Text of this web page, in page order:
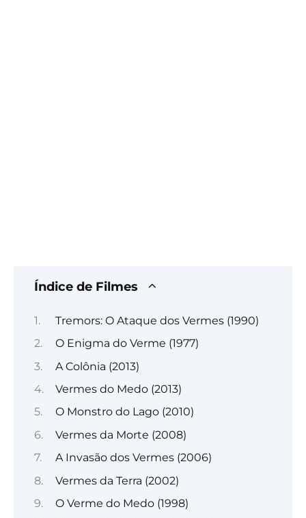
Índice de Filmes
Tremors: O Ataque dos Vermes (1990)
O Enigma do Verme (1977)
A Colônia (2013)
Vermes do Medo (2013)
O Monstro do Lago (2010)
Vermes da Morte (2008)
A Invasão dos Vermes (2006)
Vermes da Terra (2002)
O Verme do Medo (1998)